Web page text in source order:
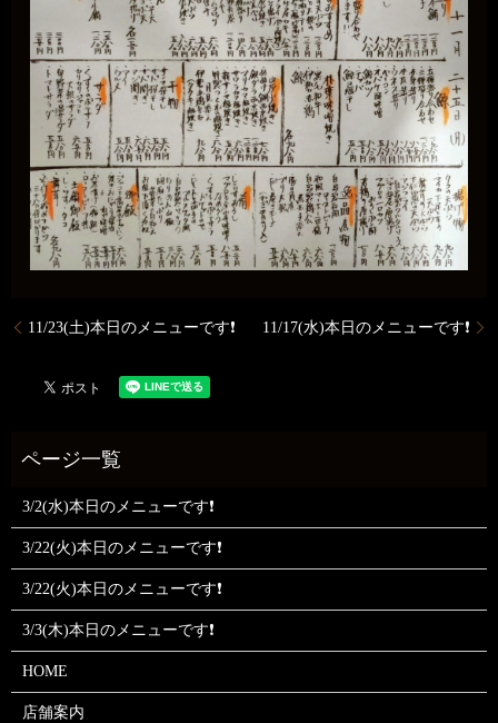
11/23(土)本日のメニューです❗️ 11/17(水)本日のメニューです❗️
3/2(水)本日のメニューです❗
3/22(火)本日のメニューです❗
3/22(火)本日のメニューです❗
3/3(木)本日のメニューです❗
HOME
店舗案内